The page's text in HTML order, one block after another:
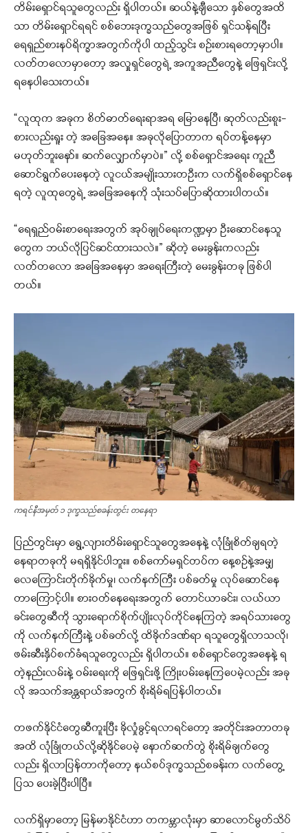
တိမ်းရှောင်ရသူတွေလည်း ရှိပါတယ်။ ဆယ်နဲ့ချီသော နှစ်တွေအထိ
သာ တိမ်းရှောင်ရရင် စစ်ဘေးဒုက္ခသည်တွေအဖြစ် ရှင်သန်ရပြီး
ရေရှည်စားနပ်ရိက္ခာအတွက်ကိုပါ ထည့်သွင်း စဉ်းစားရတော့မှာပါ။
လတ်တလောမှာတော့ အလှုူရှင်တွေရဲ့ အကူအညီတွေနဲ့ ဖြေရှင်းလို့
ရနေပါသေးတယ်။
“လူထုက အခုက စိတ်ဓာတ်ရေးရာအရ မြောနေပြီ၊ ဆုတ်လည်းစူး-
စားလည်းရူး တဲ့ အခြေအနေ။ အခုလိုပြောတာက ရပ်တန့်နေမှာ
မဟုတ်ဘူးနော်။ ဆက်လျှောက်မှာပဲ။” လို့ စစ်ရှောင်အရေး ကူညီ
ဆောင်ရွက်ပေးနေတဲ့ လူငယ်အမျိုးသားတဦးက လက်ရှိစစ်ရှောင်နေ
ရတဲ့ လူထုတွေရဲ့ အခြေအနေကို သုံးသပ်ပြောဆိုထားပါတယ်။
“ရေရှည်ဝမ်းစာရေးအတွက် အုပ်ချုပ်ရေးကဏ္ဍမှာ ဦးဆောင်နေသူ
တွေက ဘယ်လိုပြင်ဆင်ထားသလဲ။” ဆိုတဲ့ မေးခွန်းကလည်း
လတ်တလော အခြေအနေမှာ အရေးကြီးတဲ့ မေးခွန်းတခု ဖြစ်ပါ
တယ်။
ကရင်နီအမှတ် ၁ ဒုက္ခသည်စခန်းတွင်း တနေရာ
ပြည်တွင်းမှာ ရွေ့လျားတိမ်းရှောင်သူတွေအနေနဲ့ လုံခြုံစိတ်ချရတဲ့
နေရာတခုကို မရရှိနိုင်ပါဘူး။ စစ်ကော်မရှင်တပ်က နေ့စဉ်နဲ့အမျှ
လေကြောင်းတိုက်ခိုက်မှု၊ လက်နက်ကြီး ပစ်ခတ်မှု လုပ်ဆောင်နေ
တာကြောင့်ပါ။ စားဝတ်နေရေးအတွက် တောင်ယာခင်း၊ လယ်ယာ
ခင်းတွေဆီကို သွားရောက်စိုက်ပျိုးလုပ်ကိုင်နေကြတဲ့ အရပ်သားတွေ
ကို လက်နက်ကြီးနဲ့ ပစ်ခတ်လို့ ထိခိုက်ဒဏ်ရာ ရသူတွေရှိလာသလို၊
ဖမ်းဆီးနှိပ်စက်ခံရသူတွေလည်း ရှိပါတယ်။ စစ်ရှောင်တွေအနေနဲ့ ရ
တဲ့နည်းလမ်းနဲ့ ဝမ်းရေးကို ဖြေရှင်းဖို့ ကြိုးပမ်းနေကြပေမဲ့လည်း အခု
လို အသက်အန္တရာယ်အတွက် စိုးရိမ်ရပြန်ပါတယ်။
တဖက်နိုင်ငံတွေဆီကူးပြီး ခိုလှုံခွင့်ရလာရင်တော့ အတိုင်းအတာတခု
အထိ လုံခြုံတယ်လို့ဆိုနိုင်ပေမဲ့ နောက်ဆက်တွဲ စိုးရိမ်ချက်တွေ
လည်း ရှိလာပြန်တာကိုတော့ နယ်စပ်ဒုက္ခသည်စခန်းက လက်တွေ့
ပြသ ပေးခဲ့ပြီးပါပြီ။
လက်ရှိမှာတော့ မြန်မာနိုင်ငံဟာ တကမ္ဘာလုံးမှာ ဆာလောင်မွတ်သိပ်